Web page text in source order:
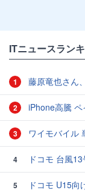
ITニュースラン
1 藤原竜也さん、「SKYSEA
2 iPhone高騰
3 ワイモバイル
4 ドコモ 台風
5
ドコモ U15向